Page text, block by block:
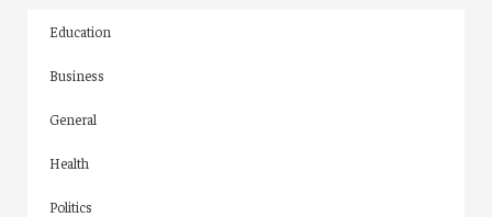
Education
Business
General
Health
Politics